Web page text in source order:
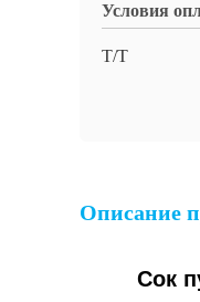
Условия
T/T
Описание
Сок